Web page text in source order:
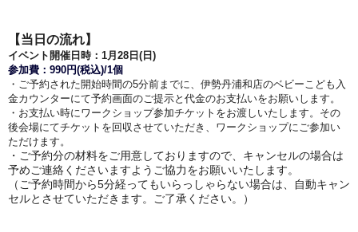
【当日の流れ】
イベント開催日時：1月28日(日)
参加費：990円(税込)/1個
・ご予約された開始時間の5分前までに、伊勢丹浦和店のベビーこども入
金カウンターにて予約画面のご提示と代金のお支払いをお願いします。
・お支払い時にワークショップ参加チケットをお渡しいたします。その
後会場にてチケットを回収させていただき、ワークショップにご参加い
ただけます。
・ご予約分の材料をご用意しておりますので、キャンセルの場合は
予めご連絡くださいますようご協力をお願いいたします。
（ご予約時間から5分経ってもいらっしゃらない場合は、自動キャン
セルとさせていただきます。ご了承ください。）